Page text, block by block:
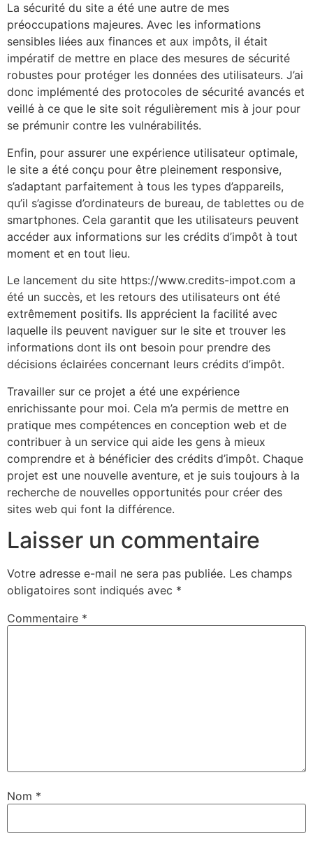
La sécurité du site a été une autre de mes
préoccupations majeures. Avec les informations
sensibles liées aux finances et aux impôts, il était
impératif de mettre en place des mesures de sécurité
robustes pour protéger les données des utilisateurs. J’ai
donc implémenté des protocoles de sécurité avancés et
veillé à ce que le site soit régulièrement mis à jour pour
se prémunir contre les vulnérabilités.
Enfin, pour assurer une expérience utilisateur optimale,
le site a été conçu pour être pleinement responsive,
s’adaptant parfaitement à tous les types d’appareils,
qu’il s’agisse d’ordinateurs de bureau, de tablettes ou de
smartphones. Cela garantit que les utilisateurs peuvent
accéder aux informations sur les crédits d’impôt à tout
moment et en tout lieu.
Le lancement du site https://www.credits-impot.com a
été un succès, et les retours des utilisateurs ont été
extrêmement positifs. Ils apprécient la facilité avec
laquelle ils peuvent naviguer sur le site et trouver les
informations dont ils ont besoin pour prendre des
décisions éclairées concernant leurs crédits d’impôt.
Travailler sur ce projet a été une expérience
enrichissante pour moi. Cela m’a permis de mettre en
pratique mes compétences en conception web et de
contribuer à un service qui aide les gens à mieux
comprendre et à bénéficier des crédits d’impôt. Chaque
projet est une nouvelle aventure, et je suis toujours à la
recherche de nouvelles opportunités pour créer des
sites web qui font la différence.
Laisser un commentaire
Votre adresse e-mail ne sera pas publiée. Les champs
obligatoires sont indiqués avec *
Commentaire *
Nom *